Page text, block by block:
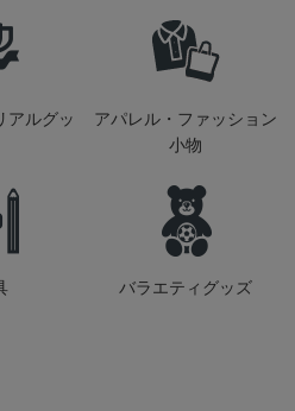
アルグッ
アパレル・ファッション
小物
バラエティグッズ